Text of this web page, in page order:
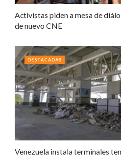
Activistas piden a mesa de
de nuevo CNE
Venezuela instala terminales
DESTACADAS